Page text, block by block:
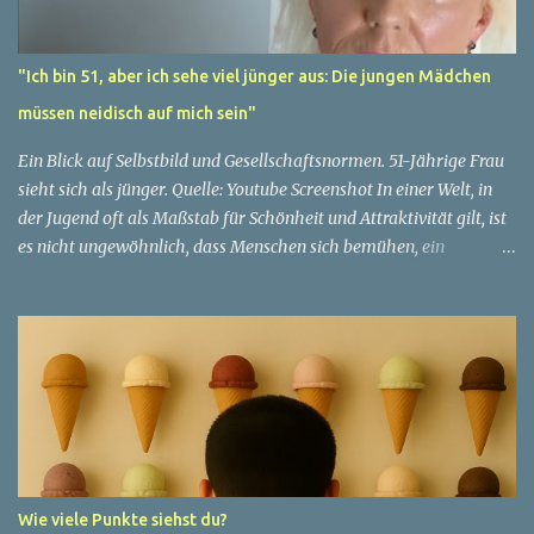
"Ich bin 51, aber ich sehe viel jünger aus: Die jungen Mädchen
müssen neidisch auf mich sein"
Ein Blick auf Selbstbild und Gesellschaftsnormen. 51-Jährige Frau
sieht sich als jünger. Quelle: Youtube Screenshot In einer Welt, in
der Jugend oft als Maßstab für Schönheit und Attraktivität gilt, ist
es nicht ungewöhnlich, dass Menschen sich bemühen, ein
faszinierendes Beispiel für diese Diskrepanz ist die Geschichte
einer 51-jährigen Frau, deren Überzeugung von ihrem Aussehen
sie dazu bringt, sich jünger zu fühlen, als die Gesellschaft sie
wahrnimmt. Diese Frau, deren Name aus Datenschutzgründen
anonym bleibt, erzählt von ihrem Leben und ihren Gedanken über
das Altern. "Ich fühle mich nicht wie 51", sagt sie mit einem
Wie viele Punkte siehst du?